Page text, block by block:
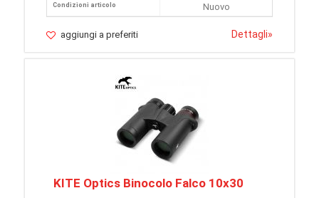
Condizioni articolo
Nuovo
aggiungi a preferiti Dettagli»
KITE Optics Binocolo Falco 10x30